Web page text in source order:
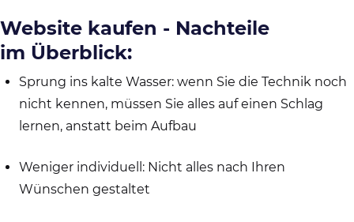
Website kaufen - Nachteile
im Überblick:
Sprung ins kalte Wasser: wenn Sie die Technik noch
nicht kennen, müssen Sie alles auf einen Schlag
lernen, anstatt beim Aufbau
Weniger individuell: Nicht alles nach Ihren
Wünschen gestaltet